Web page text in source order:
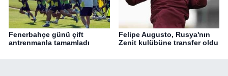
Fenerbahçe günü çift
antrenmanla tamamladı
Felipe Augusto, Rusya'nın
Zenit kulübüne transfer oldu